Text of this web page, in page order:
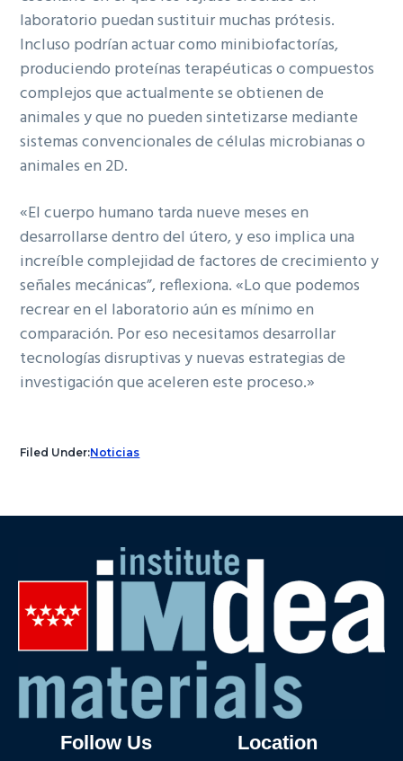
laboratorio puedan sustituir muchas prótesis.
Incluso podrían actuar como minibiofactorías,
produciendo proteínas terapéuticas o compuestos
complejos que actualmente se obtienen de
animales y que no pueden sintetizarse mediante
sistemas convencionales de células microbianas o
animales en 2D.
«El cuerpo humano tarda nueve meses en
desarrollarse dentro del útero, y eso implica una
increíble complejidad de factores de crecimiento y
señales mecánicas”, reflexiona. «Lo que podemos
recrear en el laboratorio aún es mínimo en
comparación. Por eso necesitamos desarrollar
tecnologías disruptivas y nuevas estrategias de
investigación que aceleren este proceso.»
Filed Under:Noticias
Follow Us Location